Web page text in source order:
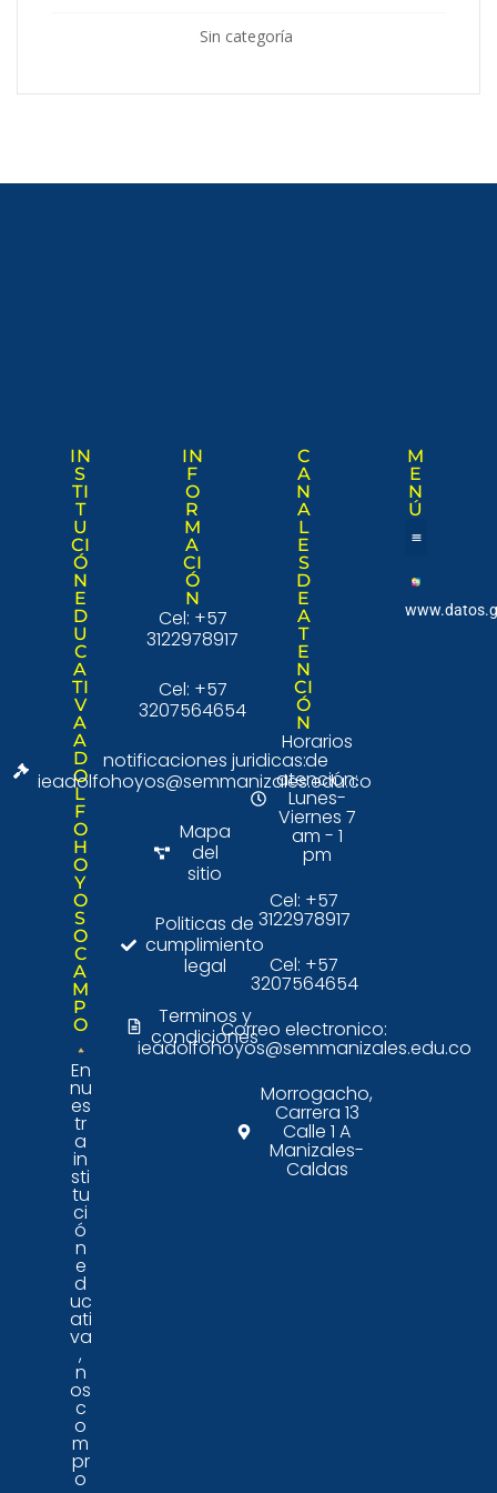
Sin categoría
IN
S
TI
T
U
CI
Ó
N
E
D
U
C
A
TI
V
A
A
D
O
L
F
O
H
O
Y
O
S
O
C
A
M
P
O
En
nu
es
tr
a
in
sti
tu
ci
ó
n
e
d
uc
ati
va
,
n
os
c
o
m
pr
o
IN
F
O
R
M
A
CI
Ó
N
Cel: +57
3122978917
Cel: +57
3207564654
notificaciones juridicas:
ieadolfohoyos@semmanizales.edu.co
Mapa
del
sitio
Politicas de
cumplimiento
legal
Terminos y
condiciones
C
A
N
A
L
E
S
D
E
A
T
E
N
CI
Ó
N
Horarios
de
atención:
Lunes-
Viernes 7
am - 1
pm
Cel: +57
3122978917
Cel: +57
3207564654
Correo electronico:
ieadolfohoyos@semmanizales.edu.co
Morrogacho,
Carrera 13
Calle 1 A
Manizales-
Caldas
M
E
N
Ú